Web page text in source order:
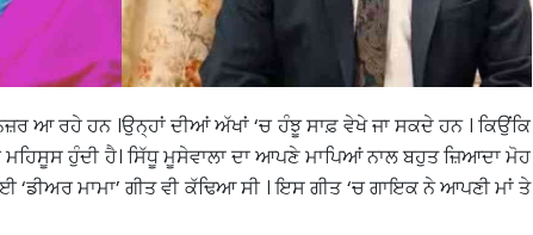
ਆ ਰਹੇ ਹਨ ।ਉਨ੍ਹਾਂ ਦੀਆਂ ਅੱਖਾਂ ‘ਚ ਹੰਝੂ ਸਾਫ਼ ਵੇਖੇ ਜਾ ਸਕਦੇ ਹਨ । ਕਿਉਂਕਿ
ਹੁੰਦੀ ਹੈ। ਸਿੱਧੂ ਮੂਸੇਵਾਲਾ ਦਾ ਆਪਣੇ ਮਾਪਿਆਂ ਨਾਲ ਬਹੁਤ ਜ਼ਿਆਦਾ ਮੋਹ
‘ਡੀਅਰ ਮਾਮਾ’ ਗੀਤ ਵੀ ਕੱਢਿਆ ਸੀ । ਇਸ ਗੀਤ ‘ਚ ਗਾਇਕ ਨੇ ਆਪਣੀ ਮਾਂ ਤੇ